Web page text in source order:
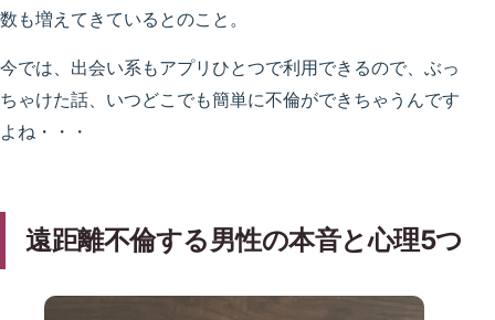
数も増えてきているとのこと。
今では、出会い系もアプリひとつで利用できるので、ぶっ
ちゃけた話、いつどこでも簡単に不倫ができちゃうんです
よね・・・
遠距離不倫する男性の本音と心理5つ